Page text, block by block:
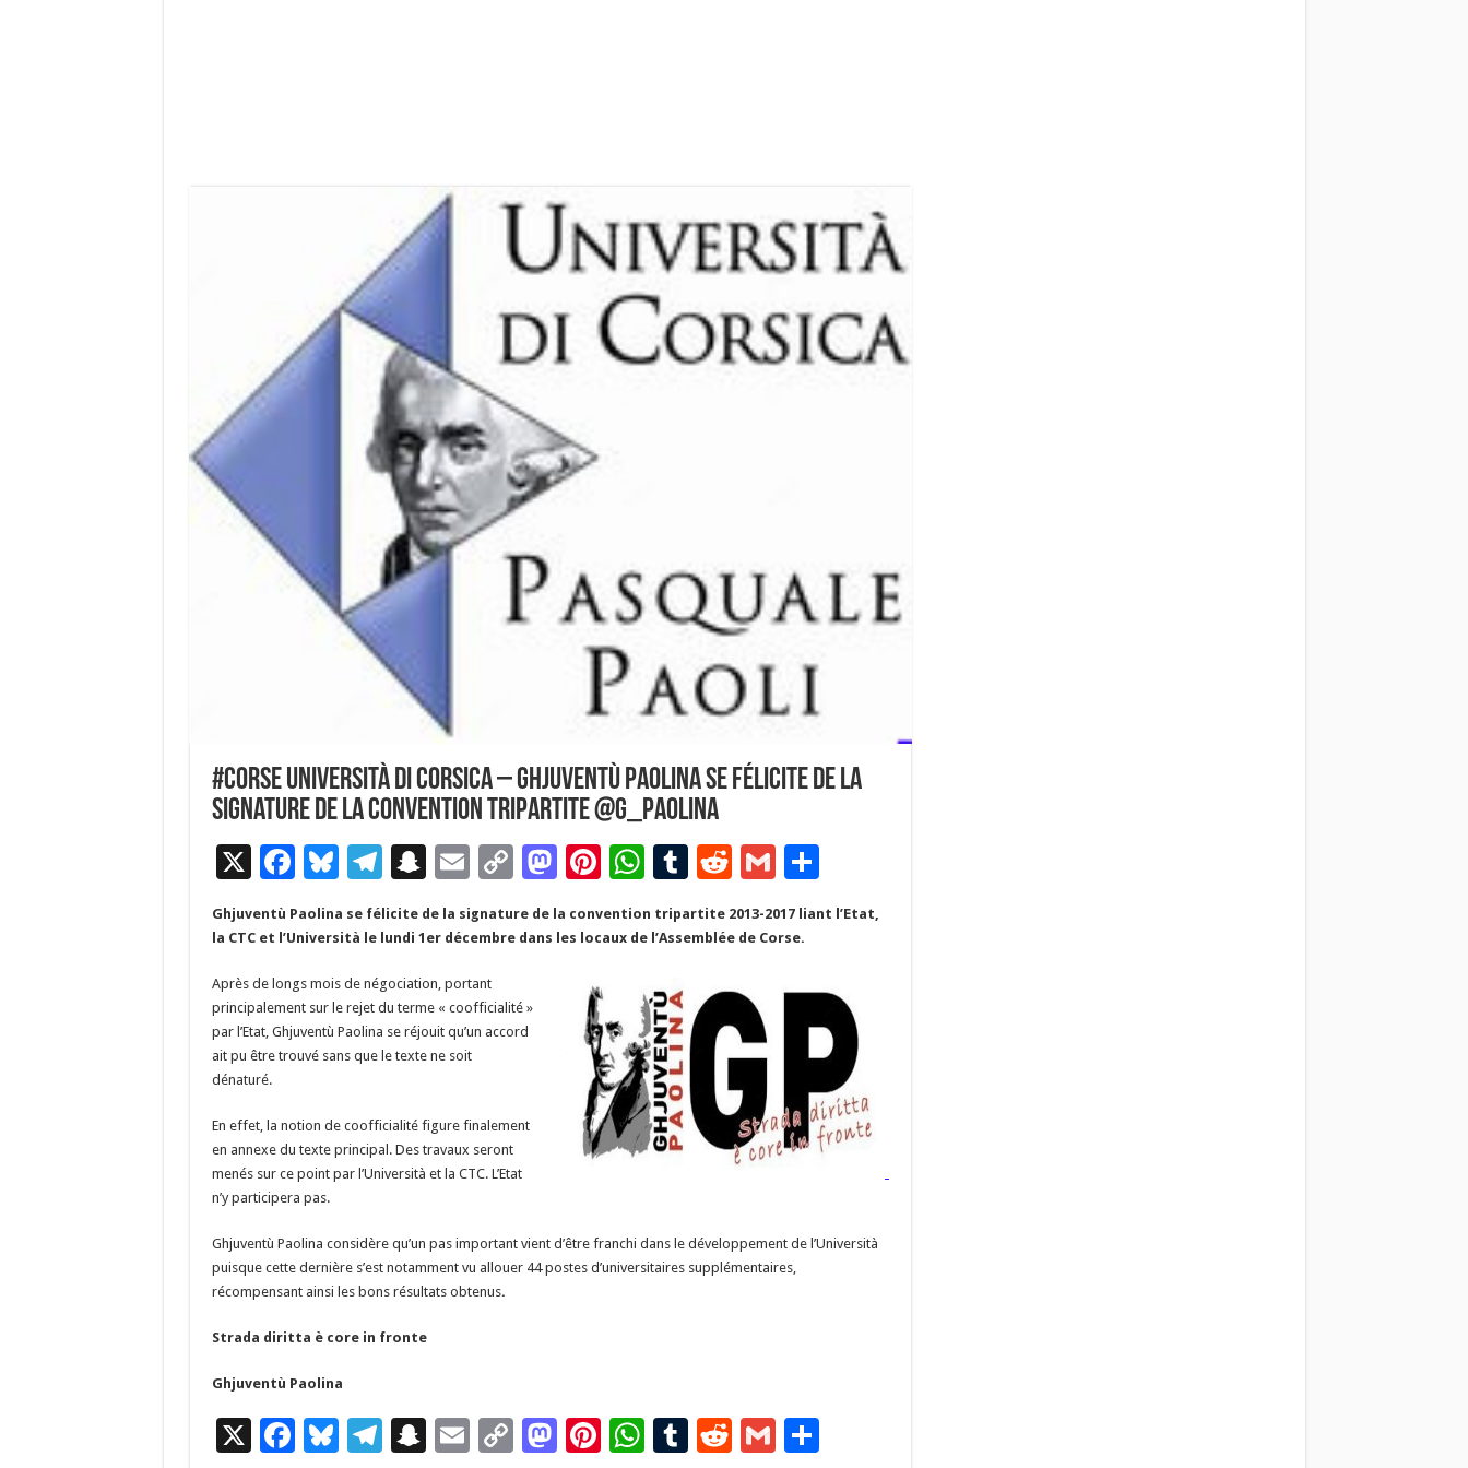
#Corse Università di Corsica – Ghjuventù Paolina se félicite de la
signature de la convention tripartite @G_paolina
X F
ac
e
o
o
k
Bl
es
ky
T
el
e
gr
a
m
S
n
a
c
h
at
E
m
ai
C
p
Li
n
M
to
Pi
nt
er
t
W
at
p
p
T
u
m
r
R
d
t
G
m
ai
P
ar
ta
er
Ghjuventù Paolina se félicite de la signature de la convention tripartite 2013-2017 liant l’Etat,
la CTC et l’Università le lundi 1er décembre dans les locaux de l’Assemblée de Corse.
Après de longs mois de négociation, portant
principalement sur le rejet du terme « coofficialité »
par l’Etat, Ghjuventù Paolina se réjouit qu’un accord
ait pu être trouvé sans que le texte ne soit
dénaturé.
En effet, la notion de coofficialité figure finalement
en annexe du texte principal. Des travaux seront
menés sur ce point par l’Università et la CTC. L’Etat
n’y participera pas.
Ghjuventù Paolina considère qu’un pas important vient d’être franchi dans le développement de l’Università
puisque cette dernière s’est notamment vu allouer 44 postes d’universitaires supplémentaires,
récompensant ainsi les bons résultats obtenus.
Strada diritta è core in fronte
Ghjuventù Paolina
X F
Bl T S
E
C M Pi W T R G P